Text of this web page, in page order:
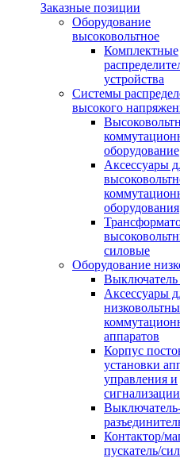
Заказные позиции
Оборудование
высоковольтное
Комплектные
устройства
Системы
высокого
оборудование
Аксессуары
оборудования
силовые
Оборудование
Выключатель
Аксессуары
аппаратов
Корпус
установки
управления и
сигнализации
Контактор/
пускатель/